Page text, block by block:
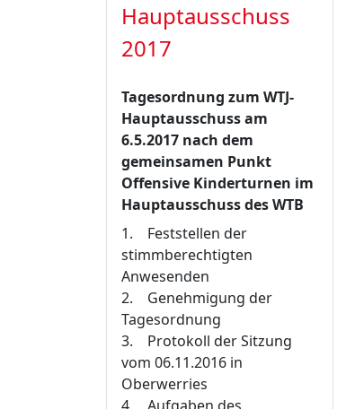
Hauptausschuss
2017
Tagesordnung zum WTJ-
Hauptausschuss am
6.5.2017 nach dem
gemeinsamen Punkt
Offensive Kinderturnen im
Hauptausschuss des WTB
1. Feststellen der
stimmberechtigten
Anwesenden
2. Genehmigung der
Tagesordnung
3. Protokoll der Sitzung
vom 06.11.2016 in
Oberwerries